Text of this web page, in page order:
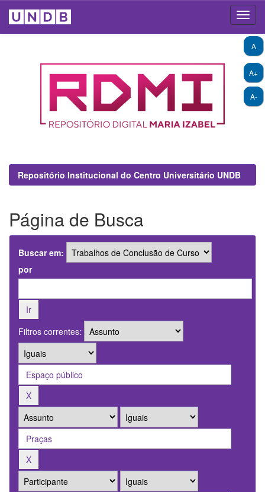
A+
A-
A
Repositório Institucional do Centro Universitário UNDB
Página de Busca
Buscar em:
por
Filtros correntes: